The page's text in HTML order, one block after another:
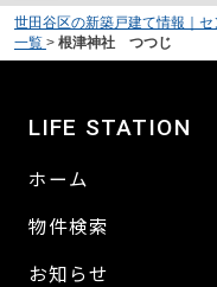
世田谷区の新築戸建て情報｜
一覧 > 根津神社 つつじ
LIFE STATION
ホーム
物件検索
お知らせ